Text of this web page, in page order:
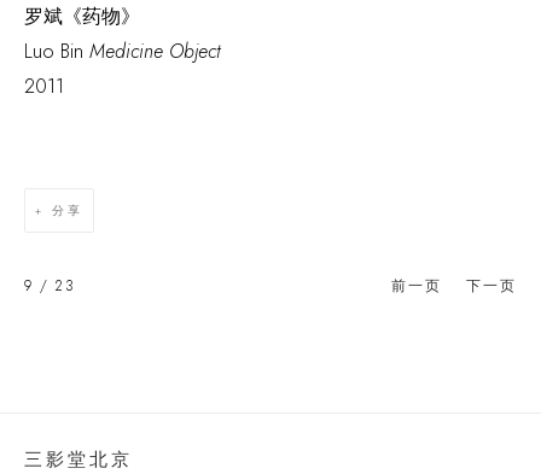
罗斌《药物》
Luo Bin Medicine Object
2011
分享
前一页 下一页
9 / 23
三影堂北京